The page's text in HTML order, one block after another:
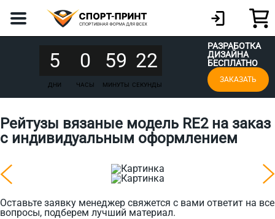
5
ДНИ
0
ЧАСЫ
59
МИНУТЫ
22
СЕКУНДЫ
РАЗРАБОТКА
ДИЗАЙНА
БЕСПЛАТНО
ЗАКАЗАТЬ
Рейтузы вязаные модель RE2 на заказ
с индивидуальным оформлением
Оставьте заявку менеджер свяжется с вами ответит на все
вопросы, подберем лучший материал.